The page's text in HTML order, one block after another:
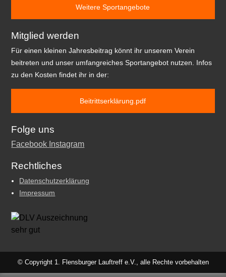
Weitere Sportangebote
Mitglied werden
Für einen kleinen Jahresbeitrag könnt ihr unserem Verein
beitreten und unser umfangreiches Sportangebot nutzen. Infos
zu den Kosten findet ihr in der:
Beitrittserklärung.pdf
Folge uns
Facebook Instagram
Rechtliches
Datenschutzerklärung
Impressum
© Copyright 1. Flensburger Lauftreff e.V., alle Rechte vorbehalten